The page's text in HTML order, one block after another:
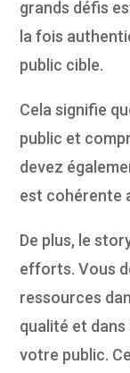
grands défis
la fois
public cible.
Cela signifie
public et
devez
est cohérente
De plus, le
efforts. Vous
ressources
qualité et
votre public.